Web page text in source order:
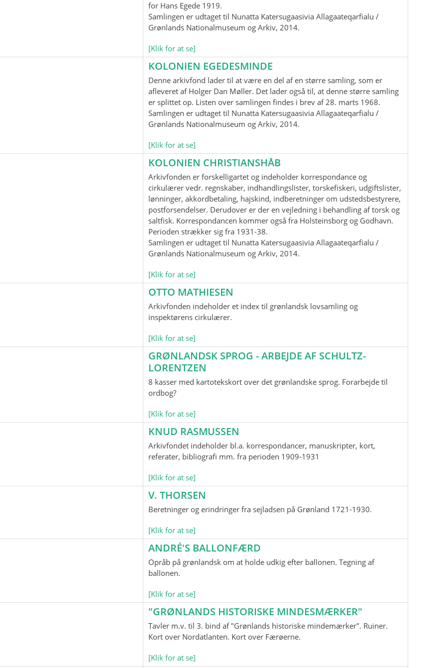
for Hans Egede 1919.
Samlingen er udtaget til Nunatta Katersugaasivia Allagaateqarfialu /
Grønlands Nationalmuseum og Arkiv, 2014.
[Klik for at se]
KOLONIEN EGEDESMINDE
Denne arkivfond lader til at være en del af en større samling, som er
afleveret af Holger Dan Møller. Det lader også til, at denne større samling
er splittet op. Listen over samlingen findes i brev af 28. marts 1968.
Samlingen er udtaget til Nunatta Katersugaasivia Allagaateqarfialu /
Grønlands Nationalmuseum og Arkiv, 2014.
[Klik for at se]
KOLONIEN CHRISTIANSHÅB
Arkivfonden er forskelligartet og indeholder korrespondance og
cirkulærer vedr. regnskaber, indhandlingslister, torskefiskeri, udgiftslister,
lønninger, akkordbetaling, hajskind, indberetninger om udstedsbestyrere,
postforsendelser. Derudover er der en vejledning i behandling af torsk og
saltfisk. Korrespondancen kommer også fra Holsteinsborg og Godhavn.
Perioden strækker sig fra 1931-38.
Samlingen er udtaget til Nunatta Katersugaasivia Allagaateqarfialu /
Grønlands Nationalmuseum og Arkiv, 2014.
[Klik for at se]
OTTO MATHIESEN
Arkivfonden indeholder et index til grønlandsk lovsamling og
inspektørens cirkulærer.
[Klik for at se]
GRØNLANDSK SPROG - ARBEJDE AF SCHULTZ-
LORENTZEN
8 kasser med kartotekskort over det grønlandske sprog. Forarbejde til
ordbog?
[Klik for at se]
KNUD RASMUSSEN
Arkivfondet indeholder bl.a. korrespondancer, manuskripter, kort,
referater, bibliografi mm. fra perioden 1909-1931
[Klik for at se]
V. THORSEN
Beretninger og erindringer fra sejladsen på Grønland 1721-1930.
[Klik for at se]
ANDRÉ'S BALLONFÆRD
Opråb på grønlandsk om at holde udkig efter ballonen. Tegning af
ballonen.
[Klik for at se]
"GRØNLANDS HISTORISKE MINDESMÆRKER"
Tavler m.v. til 3. bind af "Grønlands historiske mindemærker". Ruiner.
Kort over Nordatlanten. Kort over Færøerne.
[Klik for at se]